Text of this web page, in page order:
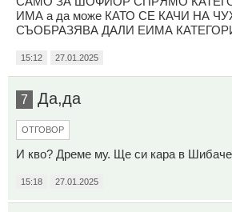
ИМА а да може КАТО СЕ КАЧИ НА
СЪОБРАЗЯВА ДАЛИ ЕИМА
15:12 27.01.2025
7 Да,да
ОТГОВОР
И кво? Дреме му. Ще си кара в
15:18 27.01.2025